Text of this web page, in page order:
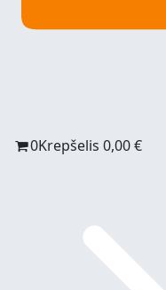
0Krepšelis0,00€